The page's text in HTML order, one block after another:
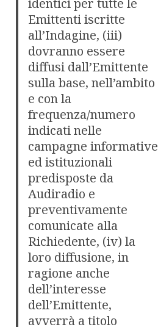
Emittenti iscritte
all’Indagine, (iii)
dovranno essere
diffusi dall’Emittente
sulla base, nell’ambito
e con la
frequenza/numero
indicati nelle
campagne informative
ed istituzionali
predisposte da
Audiradio e
preventivamente
comunicate alla
Richiedente, (iv) la
loro diffusione, in
ragione anche
dell’interesse
dell’Emittente,
avverrà a titolo